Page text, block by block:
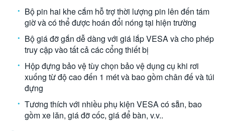
Bộ pin hai khe cắm hỗ trợ thời lượng pin lên đến tám
giờ và có thể được hoán đổi nóng tại hiện trường
Bộ giá đỡ gắn dễ dàng với giá lắp VESA và cho phép
truy cập vào tất cả các cổng thiết bị
Hộp đựng bảo vệ tùy chọn bảo vệ dụng cụ khi rơi
xuống từ độ cao đến 1 mét và bao gồm chân đế và túi
đựng
Tương thích với nhiều phụ kiện VESA có sẵn, bao
gồm xe lăn, giá đỡ cốc, giá để bàn, v.v..